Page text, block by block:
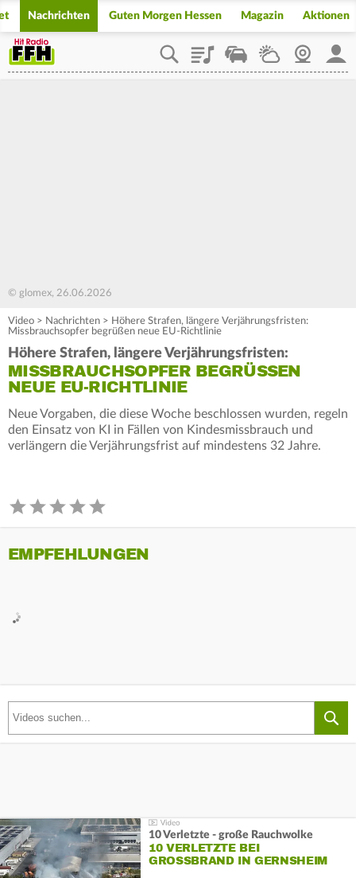
Nachrichten Guten Morgen Hessen Magazin Aktionen
PlaylistStaupilotWetterWebcam
© glomex, 26.06.2026
Video > Nachrichten > Höhere Strafen, längere Verjährungsfristen:
Missbrauchsopfer begrüßen neue EU-Richtlinie
Höhere Strafen, längere Verjährungsfristen:
MISSBRAUCHSOPFER BEGRÜSSEN N
EUE EU-RICHTLINIE
Neue Vorgaben, die diese Woche beschlossen wurden, regeln
den Einsatz von KI in Fällen von Kindesmissbrauch und
verlängern die Verjährungsfrist auf mindestens 32 Jahre.
EMPFEHLUNGEN
10 Verletzte - große Rauchwolke
10 VERLETZTE BEI
GROSSBRAND IN GERNSHEIM